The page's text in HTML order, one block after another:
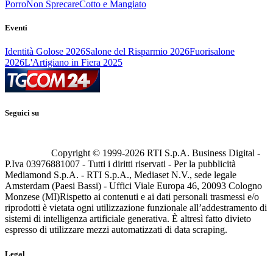
PorroNon SprecareCotto e Mangiato
Eventi
Identità Golose 2026Salone del Risparmio 2026Fuorisalone
2026L'Artigiano in Fiera 2025
Seguici su
Copyright © 1999-2026 RTI S.p.A. Business Digital -
P.Iva 03976881007 - Tutti i diritti riservati - Per la pubblicità
Mediamond S.p.A. - RTI S.p.A., Mediaset N.V., sede legale
Amsterdam (Paesi Bassi) - Uffici Viale Europa 46, 20093 Cologno
Monzese (MI)Rispetto ai contenuti e ai dati personali trasmessi e/o
riprodotti è vietata ogni utilizzazione funzionale all’addestramento di
sistemi di intelligenza artificiale generativa. È altresì fatto divieto
espresso di utilizzare mezzi automatizzati di data scraping.
Legal